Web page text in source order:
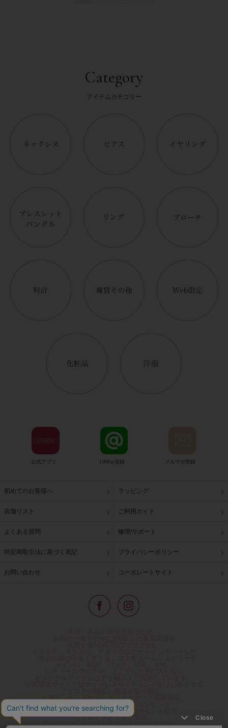
Category
アイテムカテゴリー
公式アプリ LINE@登録 メルマガ登録
初めてのお客様へ ラッピング
店舗リスト ご利用ガイド
よくある質問 修理/サポート
特定商取引法に基づく表記 プライバシーポリシー
お問い合わせ コーポレートサイト
人気ランキングやテレビなどメディア着用商品、
雑誌掲載商品情報を紹介するコンテンツ、
プレゼント包装無料や独自のポイント還元
などのサービスをご提供。
心躍るインポートアクセサリーや時計、小物などで、